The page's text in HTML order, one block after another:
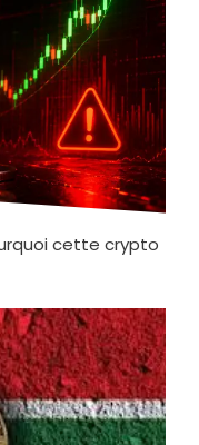
cette crypto